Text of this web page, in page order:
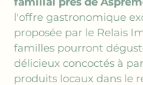
l'offre gastronomique
proposée par le Relais
familles pourront
délicieux concoctés à
produits locaux dans le